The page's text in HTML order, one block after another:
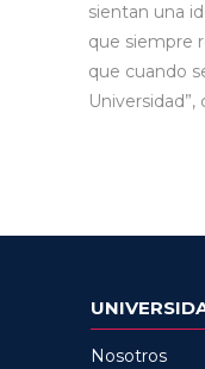
sientan una
que siempre
que cuando
Nosotros